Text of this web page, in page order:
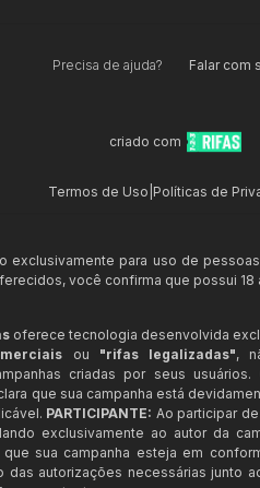
Precisa de ajuda? Falar com
criado com
Termos de Uso Políticas de
exclusivamente para uso de
você confirma que possui 18
oferece tecnologia desenvolvida
ou "rifas legalizadas",
criadas por seus usuários.
que sua campanha está
PARTICIPANTE: Ao participar
exclusivamente ao autor da
que sua campanha esteja em
das autorizações necessárias junto